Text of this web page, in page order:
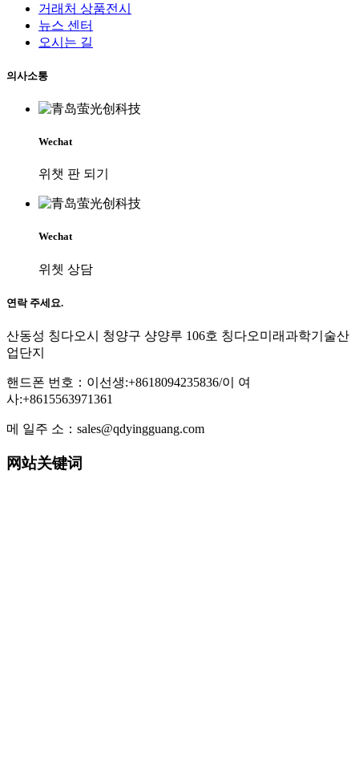
거래처 상품전시
뉴스 센터
오시는 길
의사소통
Wechat
위챗 판 되기
Wechat
위쳇 상담
연락 주세요.
산동성 칭다오시 청양구 샹양루 106호 칭다오미래과학기술산
업단지
핸드폰 번호：이선생:+8618094235836/이 여
사:+8615563971361
메 일주 소：sales@qdyingguang.com
网站关键词